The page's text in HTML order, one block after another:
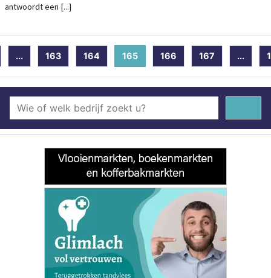
antwoordt een [...]
... 163 164 165(current)
166 167 ...